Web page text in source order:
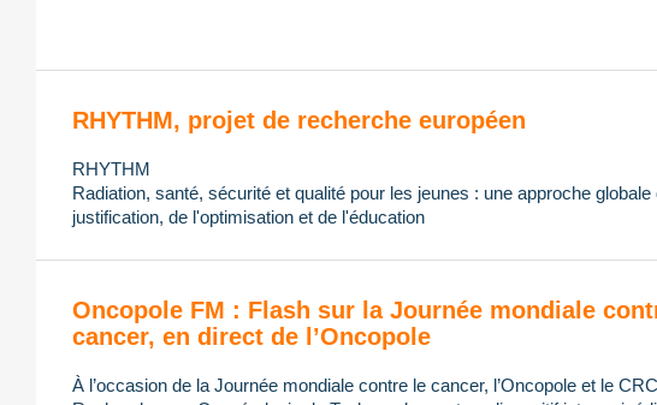
RHYTHM, projet de recherche européen
RHYTHM
Radiation, santé, sécurité et qualité pour les jeunes : une approche globale
justification, de l'optimisation et de l'éducation
Oncopole FM : Flash sur la Journée mondiale
cancer, en direct de l’Oncopole
À l’occasion de la Journée mondiale contre le cancer, l’Oncopole et le